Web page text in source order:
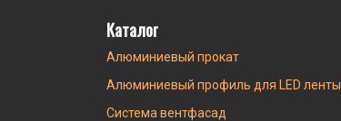
Каталог
Алюминиевый прокат
Алюминиевый профиль для LED ленты
Система вентфасад